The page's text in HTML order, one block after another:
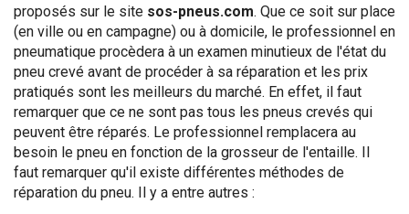
proposés sur le site sos-pneus.com. Que ce soit sur place
(en ville ou en campagne) ou à domicile, le professionnel en
pneumatique procèdera à un examen minutieux de l'état du
pneu crevé avant de procéder à sa réparation et les prix
pratiqués sont les meilleurs du marché. En effet, il faut
remarquer que ce ne sont pas tous les pneus crevés qui
peuvent être réparés. Le professionnel remplacera au
besoin le pneu en fonction de la grosseur de l'entaille. Il
faut remarquer qu'il existe différentes méthodes de
réparation du pneu. Il y a entre autres :